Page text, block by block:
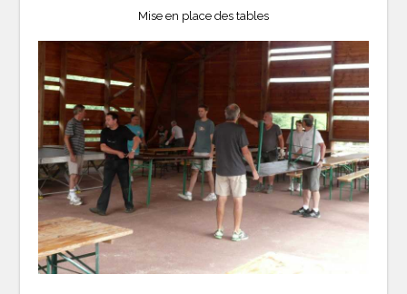
Mise en place des tables